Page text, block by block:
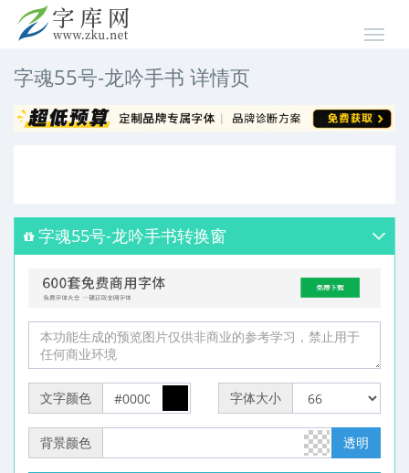
字魂55号-龙吟手书 详情页
字魂55号-龙吟手书转换窗
文字颜色 字体大小
背景颜色 透明